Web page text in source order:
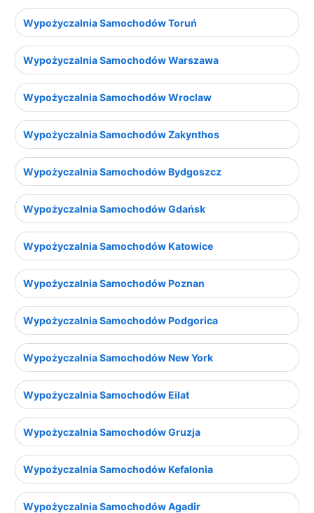
Wypożyczalnia Samochodów Toruń
Wypożyczalnia Samochodów Warszawa
Wypożyczalnia Samochodów Wroclaw
Wypożyczalnia Samochodów Zakynthos
Wypożyczalnia Samochodów Bydgoszcz
Wypożyczalnia Samochodów Gdańsk
Wypożyczalnia Samochodów Katowice
Wypożyczalnia Samochodów Poznan
Wypożyczalnia Samochodów Podgorica
Wypożyczalnia Samochodów New York
Wypożyczalnia Samochodów Eilat
Wypożyczalnia Samochodów Gruzja
Wypożyczalnia Samochodów Kefalonia
Wypożyczalnia Samochodów Agadir